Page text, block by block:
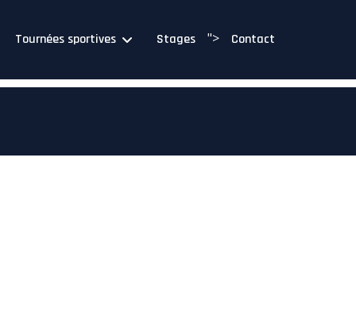
Tournées sportives Stages "> Contact